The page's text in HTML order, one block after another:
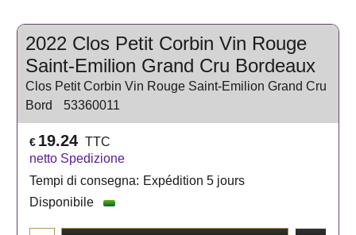
2022 Clos Petit Corbin Vin Rouge
Saint-Emilion Grand Cru Bordeaux
Clos Petit Corbin Vin Rouge Saint-Emilion Grand Cru
Bord
53360011
€ 19.24 TTC
netto Spedizione
Tempi di consegna: Expédition 5 jours
Disponibile